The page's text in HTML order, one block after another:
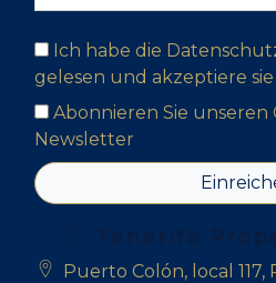
Ich habe die
gelesen und akzeptiere sie
Abonnieren Sie unseren
Newsletter
Puerto Colón, local 117,